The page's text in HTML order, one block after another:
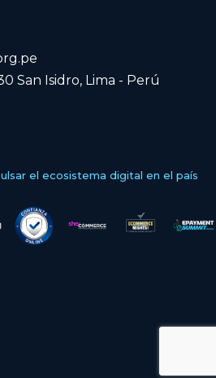
San Isidro, Lima - Perú
el ecosistema digital en el país